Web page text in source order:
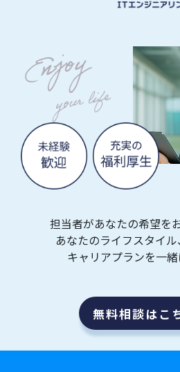
担当者があなたの希望を
あなたのライフスタイ
キャリアプランを一緒
無料相談はこ